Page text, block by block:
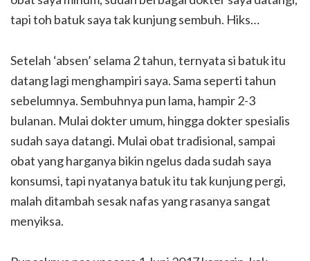
tapi toh batuk saya tak kunjung sembuh. Hiks…
Setelah ‘absen’ selama 2 tahun, ternyata si batuk itu
datang lagi menghampiri saya. Sama seperti tahun
sebelumnya. Sembuhnya pun lama, hampir 2-3
bulanan. Mulai dokter umum, hingga dokter spesialis
sudah saya datangi. Mulai obat tradisional, sampai
obat yang harganya bikin ngelus dada sudah saya
konsumsi, tapi nyatanya batuk itu tak kunjung pergi,
malah ditambah sesak nafas yang rasanya sangat
menyiksa.